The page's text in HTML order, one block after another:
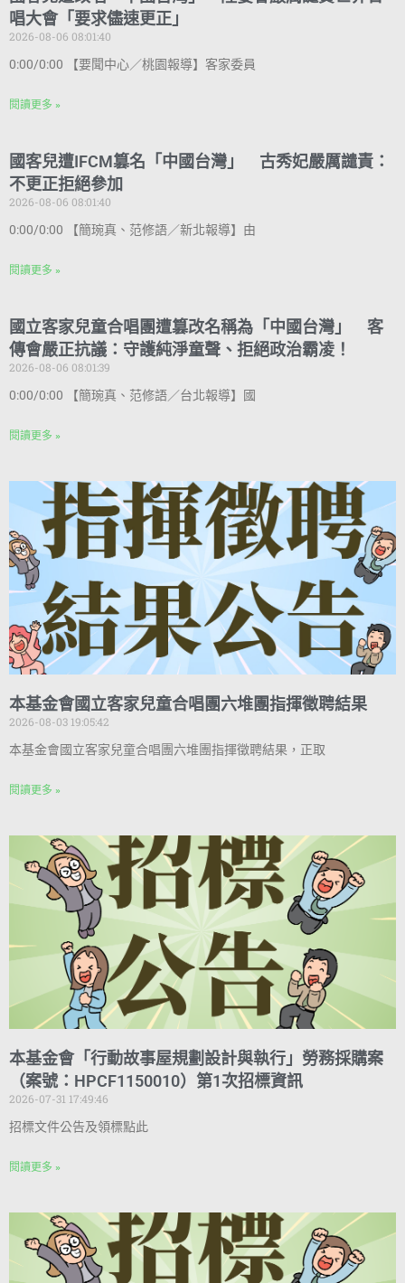
唱大會「要求儘速更正」
2026-08-06 08:01:40
0:00/0:00 【要聞中心／桃園報導】客家委員
閱讀更多 »
國客兒遭IFCM篡名「中國台灣」 古秀妃嚴厲譴責：
不更正拒絕參加
2026-08-06 08:01:40
0:00/0:00 【簡琬真、范修語／新北報導】由
閱讀更多 »
國立客家兒童合唱團遭篡改名稱為「中國台灣」 客
傳會嚴正抗議：守護純淨童聲、拒絕政治霸凌！
2026-08-06 08:01:39
0:00/0:00 【簡琬真、范修語／台北報導】國
閱讀更多 »
本基金會國立客家兒童合唱團六堆團指揮徵聘結果
2026-08-03 19:05:42
本基金會國立客家兒童合唱團六堆團指揮徵聘結果，正取
閱讀更多 »
本基金會「行動故事屋規劃設計與執行」勞務採購案
（案號：HPCF1150010）第1次招標資訊
2026-07-31 17:49:46
招標文件公告及領標點此
閱讀更多 »